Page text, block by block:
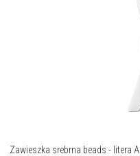
Zawieszka srebrna beads - litera A